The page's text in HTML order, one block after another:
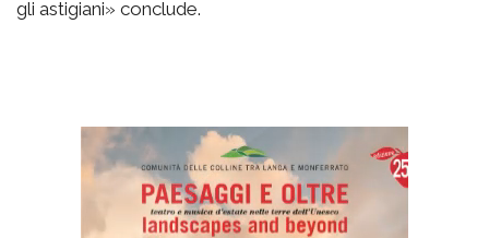
gli astigiani» conclude.